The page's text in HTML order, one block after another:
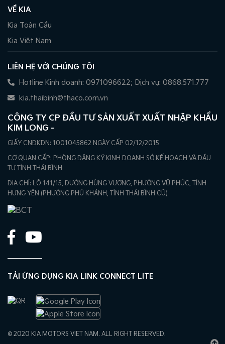
VỀ KIA
Kia Toàn Cầu
Kia Việt Nam
LIÊN HỆ VỚI CHÚNG TÔI
Hotline Kinh doanh: 0971096622; Dịch vụ: 0868.571.777
kia.thaibinh@thaco.com.vn
CÔNG TY CP ĐẦU TƯ SẢN XUẤT XUẤT NHẬP KHẨU
KIM LONG -
GIẤY CNĐKDN: 1001045862 NGÀY CẤP 02/12/2015
CƠ QUAN CẤP: PHÒNG ĐĂNG KÝ KINH DOANH SỞ KẾ HOẠCH VÀ ĐẦU
TƯ TỈNH THÁI BÌNH
ĐỊA CHỈ: LÔ 141/15, ĐƯỜNG HÙNG VƯƠNG, PHƯỜNG VŨ PHÚC, TỈNH
HƯNG YÊN (PHƯỜNG PHÚ KHÁNH, TỈNH THÁI BÌNH CŨ)
TẢI ỨNG DỤNG KIA LINK CONNECT LITE
© 2020 KIA MOTORS VIET NAM. ALL RIGHT RESERVED.